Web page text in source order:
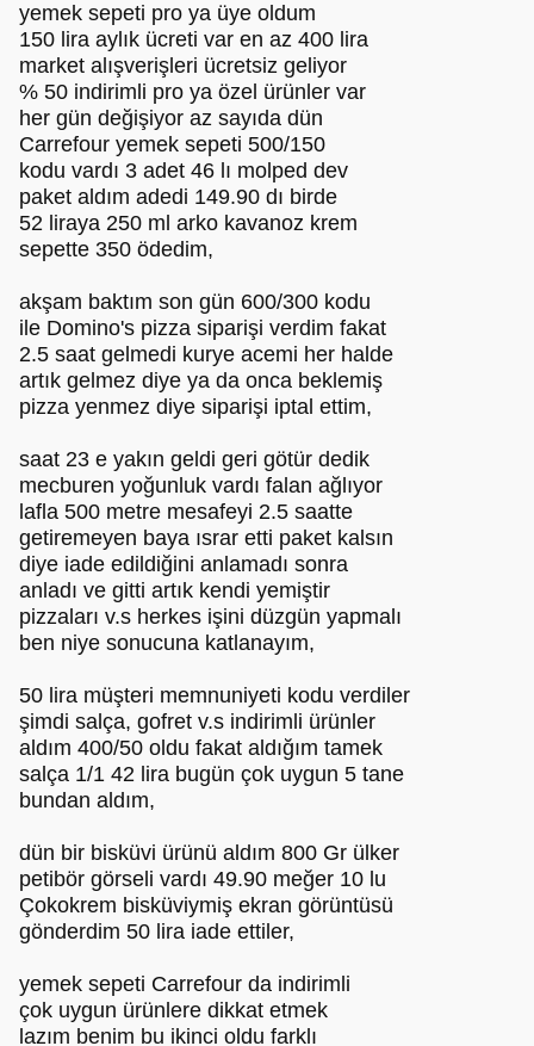
yemek sepeti pro ya üye oldum
150 lira aylık ücreti var en az 400 lira
market alışverişleri ücretsiz geliyor
% 50 indirimli pro ya özel ürünler var
her gün değişiyor az sayıda dün
Carrefour yemek sepeti 500/150
kodu vardı 3 adet 46 lı molped dev
paket aldım adedi 149.90 dı birde
52 liraya 250 ml arko kavanoz krem
sepette 350 ödedim,
akşam baktım son gün 600/300 kodu
ile Domino's pizza siparişi verdim fakat
2.5 saat gelmedi kurye acemi her halde
artık gelmez diye ya da onca beklemiş
pizza yenmez diye siparişi iptal ettim,
saat 23 e yakın geldi geri götür dedik
mecburen yoğunluk vardı falan ağlıyor
lafla 500 metre mesafeyi 2.5 saatte
getiremeyen baya ısrar etti paket kalsın
diye iade edildiğini anlamadı sonra
anladı ve gitti artık kendi yemiştir
pizzaları v.s herkes işini düzgün yapmalı
ben niye sonucuna katlanayım,
50 lira müşteri memnuniyeti kodu verdiler
şimdi salça, gofret v.s indirimli ürünler
aldım 400/50 oldu fakat aldığım tamek
salça 1/1 42 lira bugün çok uygun 5 tane
bundan aldım,
dün bir bisküvi ürünü aldım 800 Gr ülker
petibör görseli vardı 49.90 meğer 10 lu
Çokokrem bisküviymiş ekran görüntüsü
gönderdim 50 lira iade ettiler,
yemek sepeti Carrefour da indirimli
çok uygun ürünlere dikkat etmek
lazım benim bu ikinci oldu farklı